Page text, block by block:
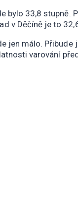
33,8
v Děčíně je to
jen málo.
varování